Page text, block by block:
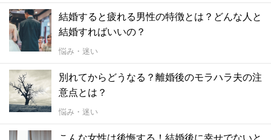
結婚すると疲れる男性の特徴とは？どんな人と
結婚すればいいの？
悩み・迷い
別れてからどうなる？離婚後のモラハラ夫の注
意点とは？
悩み・迷い
こんな女性は後悔する！結婚後に幸せでないと